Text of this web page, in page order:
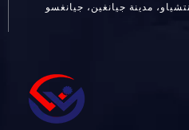
مدينة جيانغين، جيانغسو